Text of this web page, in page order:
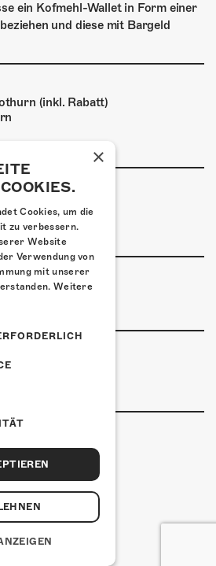
ein Kofmehl-Wallet in Form einer
und diese mit Bargeld
(inkl. Rabatt)
Kofmehl
Kofmehlweg 1
32 621 20 60
×
Cookies, um die
zu verbessern.
Website
Verwendung von
mit unserer
Weitere